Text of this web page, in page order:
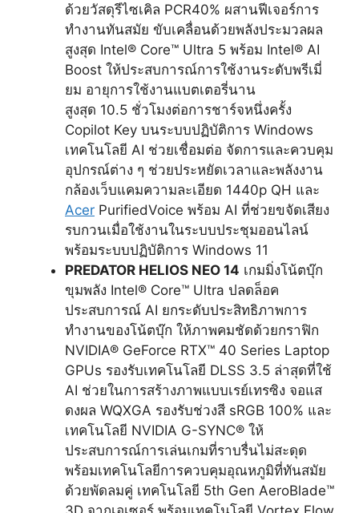
ด้วยวัสดุรีไซเคิล PCR40% ผสานฟีเจอร์การ
ทำงานทันสมัย ขับเคลื่อนด้วยพลังประมวลผล
สูงสุด Intel® Core™ Ultra 5 พร้อม Intel® AI
Boost ให้ประสบการณ์การใช้งานระดับพรีเมี่
ยม อายุการใช้งานแบตเตอรี่นาน
สูงสุด 10.5 ชั่วโมงต่อการชาร์จหนึ่งครั้ง
Copilot Key บนระบบปฏิบัติการ Windows
เทคโนโลยี AI ช่วยเชื่อมต่อ จัดการและควบคุม
อุปกรณ์ต่าง ๆ ช่วยประหยัดเวลาและพลังงาน
กล้องเว็บแคมความละเอียด 1440p QH และ
Acer PurifiedVoice พร้อม AI ที่ช่วยขจัดเสียง
รบกวนเมื่อใช้งานในระบบประชุมออนไลน์
พร้อมระบบปฏิบัติการ Windows 11
PREDATOR HELIOS NEO 14 เกมมิ่งโน้ตบุ๊ก
ขุมพลัง Intel® Core™ Ultra ปลดล็อค
ประสบการณ์ AI ยกระดับประสิทธิภาพการ
ทำงานของโน้ตบุ๊ก ให้ภาพคมชัดด้วยกราฟิก
NVIDIA® GeForce RTX™ 40 Series Laptop
GPUs รองรับเทคโนโลยี DLSS 3.5 ล่าสุดที่ใช้
AI ช่วยในการสร้างภาพแบบเรย์เทรซิง จอแส
ดงผล WQXGA รองรับช่วงสี sRGB 100% และ
เทคโนโลยี NVIDIA G-SYNC® ให้
ประสบการณ์การเล่นเกมที่ราบรื่นไม่สะดุด
พร้อมเทคโนโลยีการควบคุมอุณหภูมิที่ทันสมัย
ด้วยพัดลมคู่ เทคโนโลยี 5th Gen AeroBlade™